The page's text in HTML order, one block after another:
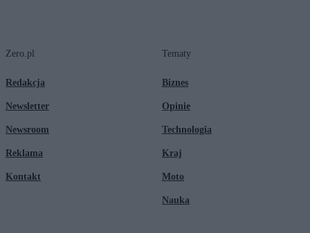
Zero.pl
Redakcja
Newsletter
Newsroom
Reklama
Kontakt
Tematy
Biznes
Opinie
Technologia
Kraj
Moto
Nauka